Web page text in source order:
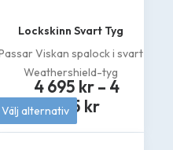
produktsidan
Lockskinn Svart Tyg
Viskan spalock i svart
Weathershield-tyg
4 695 kr – 4
895 kr
Välj alternativ